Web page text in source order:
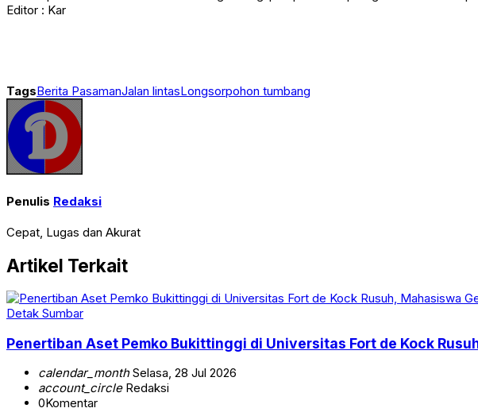
Editor : Kar
TagsBerita PasamanJalan lintasLongsorpohon tumbang
Penulis Redaksi
Cepat, Lugas dan Akurat
Artikel Terkait
Detak Sumbar
Penertiban Aset Pemko Bukittinggi di Universitas Fort de Kock
calendar_monthSelasa, 28 Jul 2026
account_circleRedaksi
0Komentar